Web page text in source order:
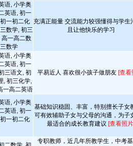
语, 小学奥
英语, 初一
一初二化
数学, 初三
一高二数
数学
充满正能量 交流能力较强懂得与学生
且让他快乐的学习
语, 小学奥
英语, 初一
三语文, 初
, 初三化学,
一高二英语
平易近人 喜欢很小孩子做朋友 [查看
语, 小学奥
英语, 初一
一初二化
基础知识稳固、丰富，特别擅长子女
可有效辅助子女与父母的沟通，为子
最适合的成长教育建议 [查看照
专职教师，近几年所教学生，中考